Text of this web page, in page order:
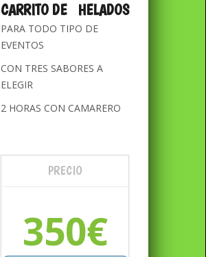
CARRITO DE HELADOS
PARA TODO TIPO DE
EVENTOS
CON TRES SABORES A
ELEGIR
2 HORAS CON CAMARERO
PRECIO
350€